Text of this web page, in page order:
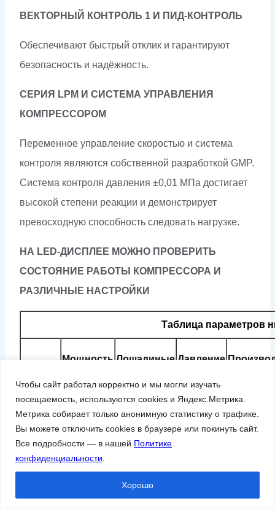
Чтобы сайт работал корректно и мы могли изучать
посещаемость, используются cookies и Яндекс.Метрика.
Метрика собирает только анонимную статистику о трафике.
Вы можете отключить cookies в браузере или покинуть сайт.
Все подробности — в нашей Политике
конфиденциальности
Хорошо
ВЕКТОРНЫЙ КОНТРОЛЬ 1 И ПИД-КОНТРОЛЬ
Обеспечивают быстрый отклик и гарантируют
безопасность и надёжность.
СЕРИЯ LPM И СИСТЕМА УПРАВЛЕНИЯ
КОМПРЕССОРОМ
Переменное управление скоростью и система
контроля являются собственной разработкой GMP.
Система контроля давления ±0,01 МПа достигает
высокой степени реакции и демонстрирует
превосходную способность следовать нагрузке.
НА LED-ДИСПЛЕЕ МОЖНО ПРОВЕРИТЬ
СОСТОЯНИЕ РАБОТЫ КОМПРЕССОРА И
РАЗЛИЧНЫЕ НАСТРОЙКИ
Таблица параметров
Мощность Лошадиные Давление
GM15-3
(4)
3
4
GM22-3
22
3